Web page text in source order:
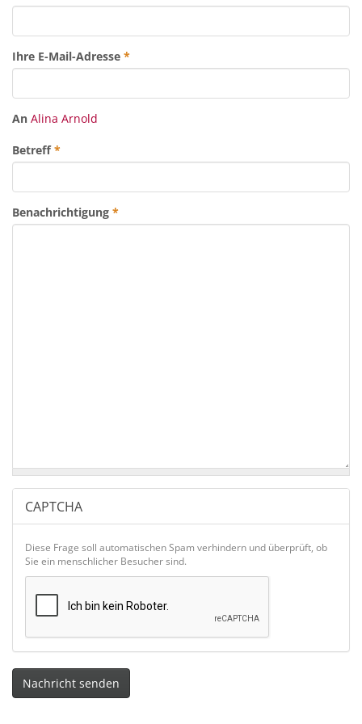
Ihre E-Mail-Adresse *
An Alina Arnold
Betreff*
Benachrichtigung *
CAPTCHA
Diese Frage soll automatischen Spam verhindern und überprüft, ob
Sie ein menschlicher Besucher sind.
Nachricht senden